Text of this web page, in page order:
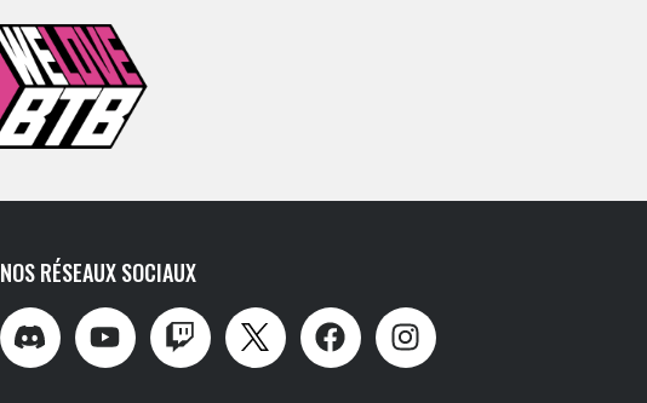
NOS RÉSEAUX SOCIAUX